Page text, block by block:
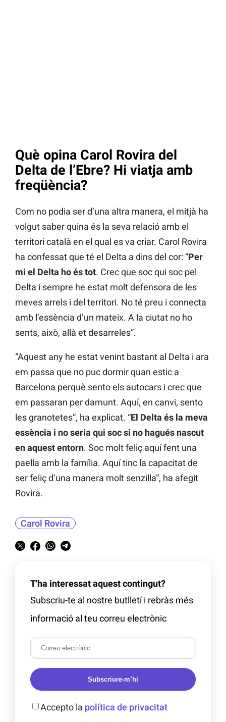
Què opina Carol Rovira del
Delta de l’Ebre? Hi viatja amb
freqüència?
Com no podia ser d’una altra manera, el mitjà ha
volgut saber quina és la seva relació amb el
territori català en el qual es va criar. Carol Rovira
ha confessat que té el Delta a dins del cor: “Per
mi el Delta ho és tot. Crec que soc qui soc pel
Delta i sempre he estat molt defensora de les
meves arrels i del territori. No té preu i connecta
amb l’essència d’un mateix. A la ciutat no ho
sents, això, allà et desarreles”.
“Aquest any he estat venint bastant al Delta i ara
em passa que no puc dormir quan estic a
Barcelona perquè sento els autocars i crec que
em passaran per damunt. Aquí, en canvi, sento
les granotetes”, ha explicat. “El Delta és la meva
essència i no seria qui soc si no hagués nascut
en aquest entorn. Soc molt feliç aquí fent una
paella amb la família. Aquí tinc la capacitat de
ser feliç d’una manera molt senzilla”, ha afegit
Rovira.
Carol Rovira
T'ha interessat aquest contingut?
Subscriu-te al nostre butlletí i rebràs més
informació al teu correu electrònic
Subscriure-m’hi
Accepto la política de privacitat